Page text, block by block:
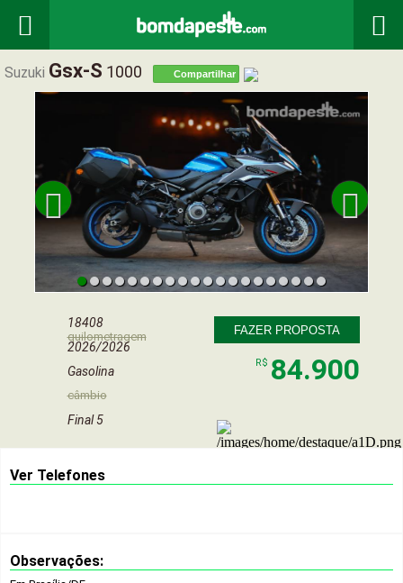
 
Suzuki Gsx-S 1000 Compartilhar
 
18408
quilometragem
2026/2026
Gasolina
câmbio
Final 5
FAZER PROPOSTA
R$ 84.900
Ver Telefones
Observações: